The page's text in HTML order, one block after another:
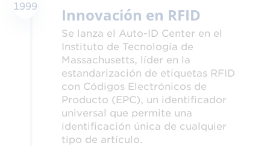
1999 Innovación en RFID
Se lanza el Auto-ID Center en el
Instituto de Tecnología de
Massachusetts, líder en la
estandarización de etiquetas RFID
con Códigos Electrónicos de
Producto (EPC), un identificador
universal que permite una
identificación única de cualquier
tipo de artículo.